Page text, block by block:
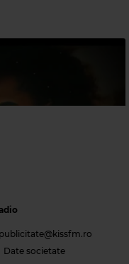
publicitate@kissfm.ro
Date societate